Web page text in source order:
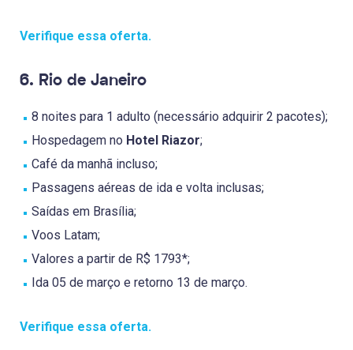
Verifique essa oferta.
6. Rio de Janeiro
8 noites para 1 adulto (necessário adquirir 2 pacotes);
Hospedagem no Hotel Riazor;
Café da manhã incluso;
Passagens aéreas de ida e volta inclusas;
Saídas em Brasília;
Voos Latam;
Valores a partir de R$ 1793*;
Ida 05 de março e retorno 13 de março.
Verifique essa oferta.